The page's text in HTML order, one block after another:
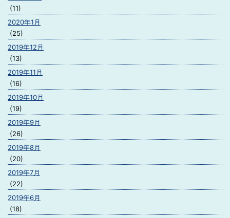
(11)
2020年1月
(25)
2019年12月
(13)
2019年11月
(16)
2019年10月
(19)
2019年9月
(26)
2019年8月
(20)
2019年7月
(22)
2019年6月
(18)